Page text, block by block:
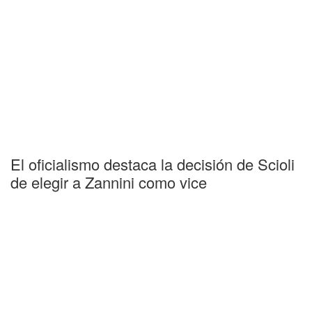
El oficialismo destaca la decisión de Scioli
de elegir a Zannini como vice